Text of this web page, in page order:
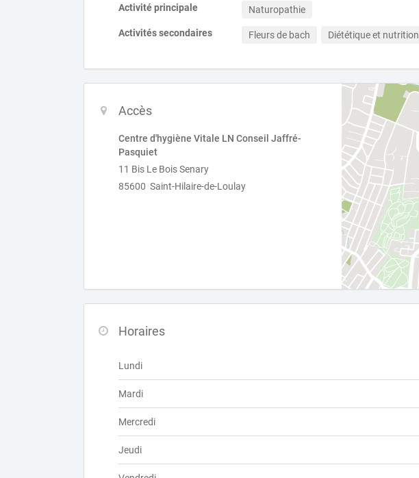
Activité principale Naturopathie
Activités secondaires Fleurs de bach Diététique et nutrition
Accès
Centre d'hygiène Vitale LN Conseil Jaffré-
Pasquiet
11 Bis Le Bois Senary
85600 Saint-Hilaire-de-Loulay
Horaires
Lundi
Mardi
Mercredi
Jeudi